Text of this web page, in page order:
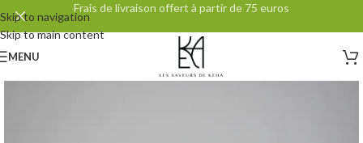
Skip to navigation
Skip to main content
Frais de livraison offert à partir de 75 euros
MENU